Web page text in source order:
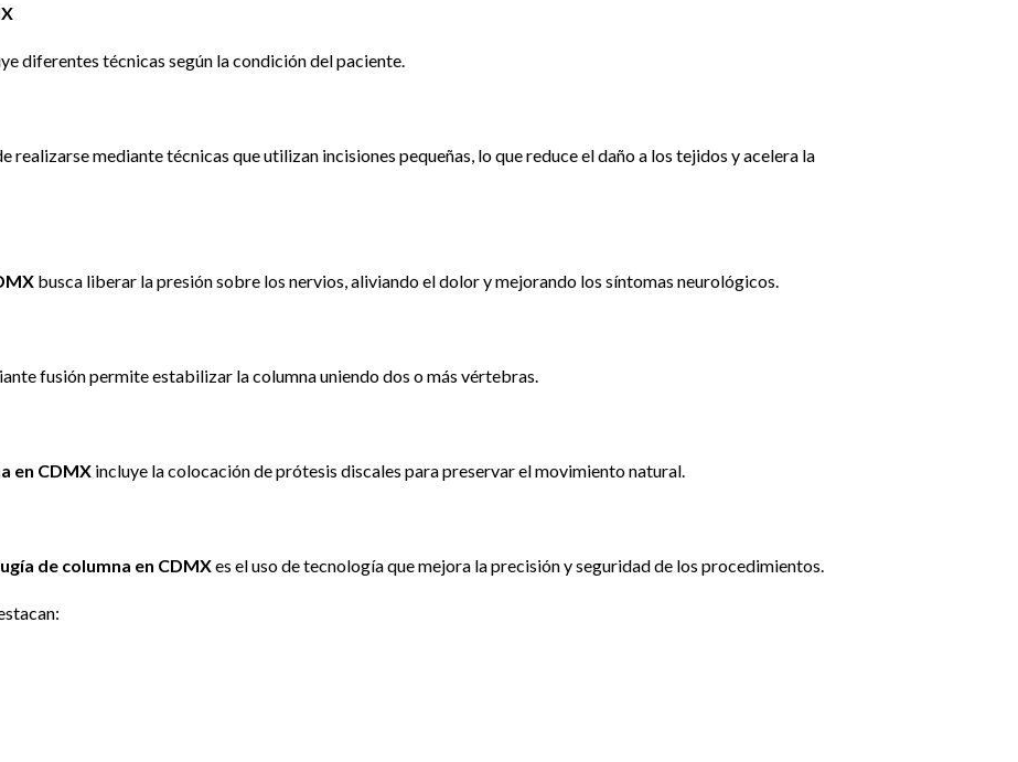
diferentes técnicas según la condición del paciente.
realizarse mediante técnicas que utilizan incisiones pequeñas, lo que reduce el daño a los tejidos y acelera la
busca liberar la presión sobre los nervios, aliviando el dolor y mejorando los síntomas neurológicos.
fusión permite estabilizar la columna uniendo dos o más vértebras.
en CDMX incluye la colocación de prótesis discales para preservar el movimiento natural.
de columna en CDMXes el uso de tecnología que mejora la precisión y seguridad de los procedimientos.